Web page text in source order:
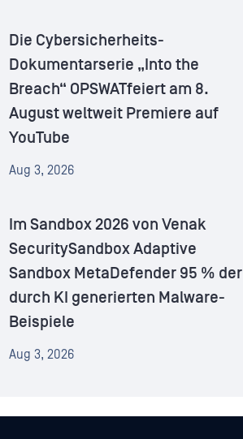
Die Cybersicherheits-
Dokumentarserie „Into the
Breach“ OPSWATfeiert am 8.
August weltweit Premiere auf
YouTube
Aug 3, 2026
Im Sandbox 2026 von Venak
SecuritySandbox Adaptive
Sandbox MetaDefender 95 % der
durch KI generierten Malware-
Beispiele
Aug 3, 2026